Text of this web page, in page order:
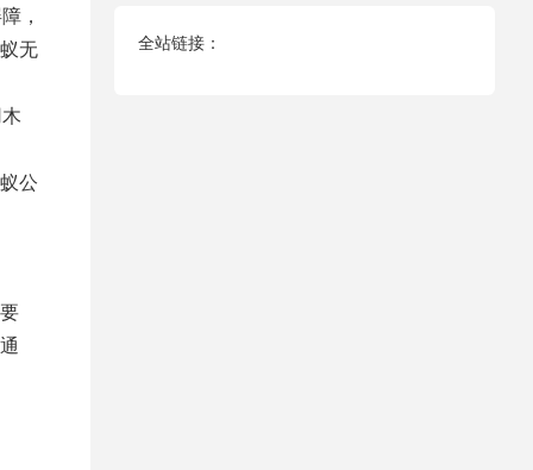
，
无
公
全站链接：